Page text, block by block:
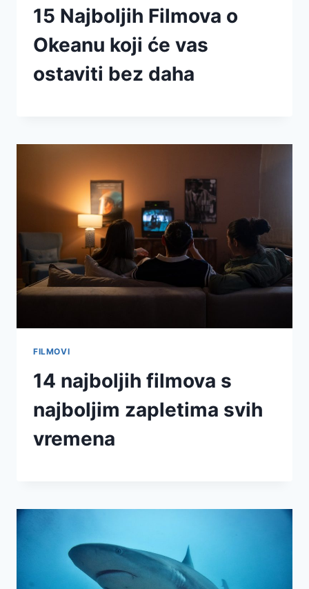
15 Najboljih Filmova o
Okeanu koji će vas
ostaviti bez daha
FILMOVI
14 najboljih filmova s
najboljim zapletima svih
vremena